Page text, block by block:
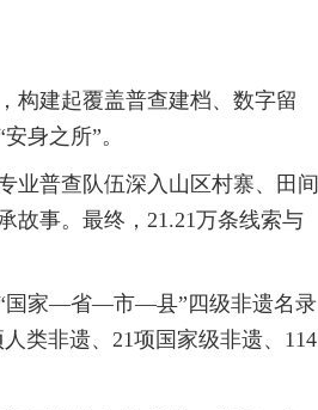
构建起覆盖普查建档、数字留
身之所”。
业普查队伍深入山区村寨、田间
故事。最终，21.21万条线索与
“国家—省—市—县”四级非遗名录
类非遗、21项国家级非遗、114